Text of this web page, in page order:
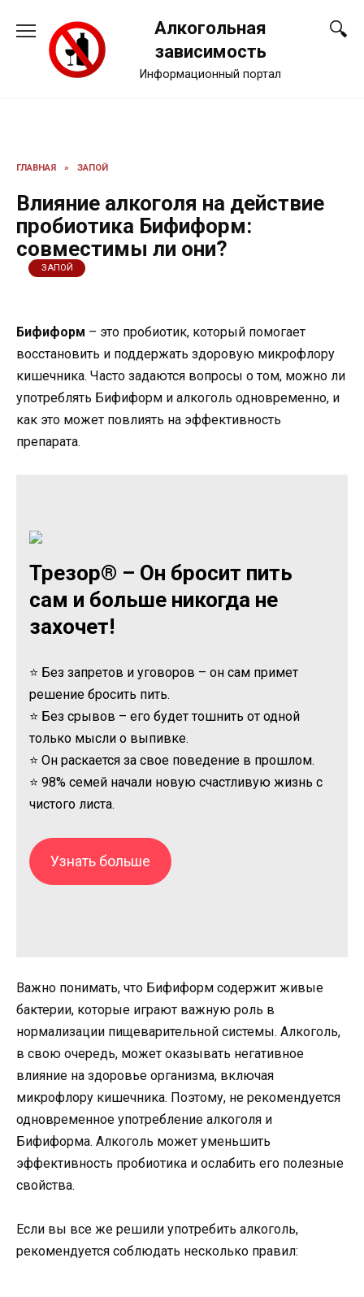
содержанию
Алкогольная
зависимость
Информационный портал
ГЛАВНАЯ » ЗАПОЙ
Влияние алкоголя на действие
пробиотика Бифиформ:
совместимы ли они?
ЗАПОЙ
Бифиформ – это пробиотик, который помогает
восстановить и поддержать здоровую микрофлору
кишечника. Часто задаются вопросы о том, можно ли
употреблять Бифиформ и алкоголь одновременно, и
как это может повлиять на эффективность
препарата.
Трезор® – Он бросит пить
сам и больше никогда не
захочет!
⭐ Без запретов и уговоров – он сам примет
решение бросить пить.
⭐ Без срывов – его будет тошнить от одной
только мысли о выпивке.
⭐ Он раскается за свое поведение в прошлом.
⭐ 98% семей начали новую счастливую жизнь с
чистого листа.
Узнать больше
Важно понимать, что Бифиформ содержит живые
бактерии, которые играют важную роль в
нормализации пищеварительной системы. Алкоголь,
в свою очередь, может оказывать негативное
влияние на здоровье организма, включая
микрофлору кишечника. Поэтому, не рекомендуется
одновременное употребление алкоголя и
Бифиформа. Алкоголь может уменьшить
эффективность пробиотика и ослабить его полезные
свойства.
Если вы все же решили употребить алкоголь,
рекомендуется соблюдать несколько правил: